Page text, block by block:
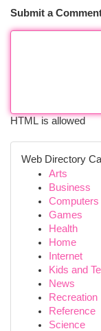
Submit a
HTML is allowed
Web Directory
Arts
Business
Computers
Games
Health
Home
Internet
Kids and
News
Recreation
Reference
Science